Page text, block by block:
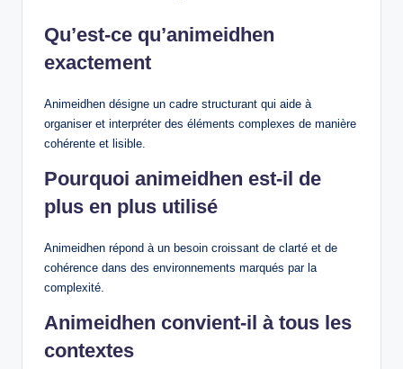
Qu’est-ce qu’animeidhen
exactement
Animeidhen désigne un cadre structurant qui aide à
organiser et interpréter des éléments complexes de manière
cohérente et lisible.
Pourquoi animeidhen est-il de
plus en plus utilisé
Animeidhen répond à un besoin croissant de clarté et de
cohérence dans des environnements marqués par la
complexité.
Animeidhen convient-il à tous les
contextes